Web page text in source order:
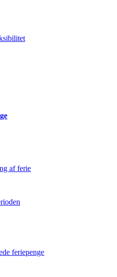
af ferie
feriepenge